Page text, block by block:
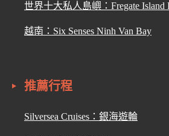
世界十大私人島嶼：Fregate Island
越南：Six Senses Ninh Van Bay
推薦行程
Silversea Cruises：銀海遊輪